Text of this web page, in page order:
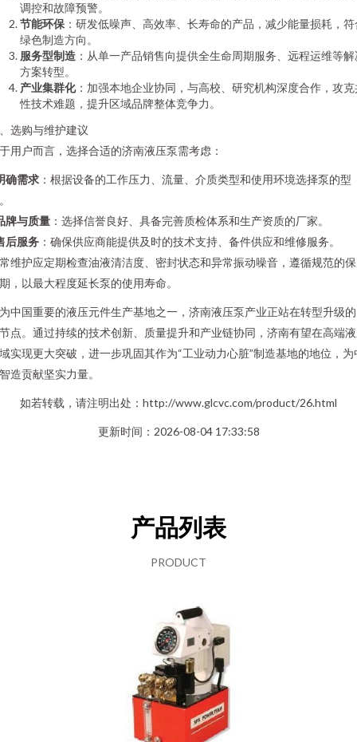
调控和故障预警。
节能环保 ：研发低噪声、高效率、长寿命的产品，减少能量损耗，符
绿色制造方向。
服务型制造 ：从单一产品销售向提供全生命周期服务、远程运维等解
方案转型。
产业集群化：加强本地企业协同，与高校、研究机构深度合作，攻克
性技术难题，提升区域品牌整体竞争力。
选购与维护建议
用户而言，选择合适的济南液压泵需考虑：
确需求 ：根据设备的工作压力、流量、介质类型和使用环境选择泵的型
牌与质量 ：选择信誉良好、具备完善质检体系和生产资质的厂家。
后服务 ：确保供应商能提供及时的技术支持、备件供应和维修服务。
维护应定期检查油液清洁度、密封状态和异常振动噪音，遵循规范的
，以最大程度延长泵的使用寿命。
中国重要的液压元件生产基地之一，济南液压泵产业正站在转型升级
点。通过持续的技术创新、质量提升和产业链协同，济南有望在高端
实现更大突破，进一步巩固其作为“工业动力心脏”制造基地的地位，为
造贡献坚实力量。
如若转载，请注明出处：http://www.glcvc.com/product/26.html
更新时间：2026-08-04 17:33:58
产品列表
PRODUCT